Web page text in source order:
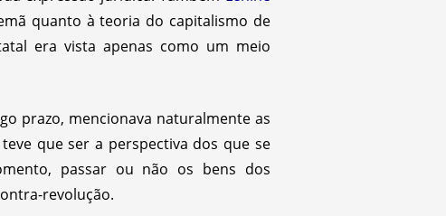
quanto à teoria do capitalismo de
era vista apenas como um meio
prazo, mencionava naturalmente as
que ser a perspectiva dos que se
passar ou não os bens dos
revolução.